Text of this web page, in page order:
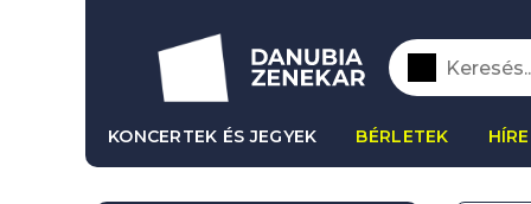
KONCERTEK ÉS JEGYEK BÉRLETEK